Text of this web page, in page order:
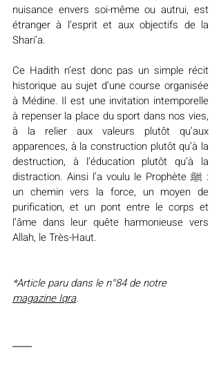
nuisance envers soi-même ou autrui, est
étranger à l’esprit et aux objectifs de la
Shari’a.
Ce Hadith n’est donc pas un simple récit
historique au sujet d’une course organisée
à Médine. Il est une invitation intemporelle
à repenser la place du sport dans nos vies,
à la relier aux valeurs plutôt qu’aux
apparences, à la construction plutôt qu’à la
destruction, à l’éducation plutôt qu’à la
distraction. Ainsi l’a voulu le Prophète ﷺ :
un chemin vers la force, un moyen de
purification, et un pont entre le corps et
l’âme dans leur quête harmonieuse vers
Allah, le Très-Haut.
*Article paru dans le n°84 de notre
magazine Iqra.